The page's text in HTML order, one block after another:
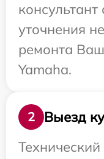
уточнения
ремонта
Yamaha.
2
Выезд